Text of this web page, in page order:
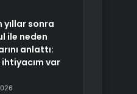
yıllar sonra
ile neden
anlattı:
var